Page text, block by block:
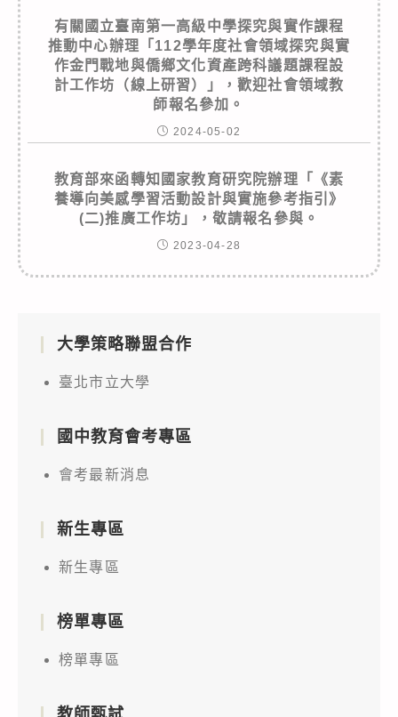
有關國立臺南第一高級中學探究與實作課程
推動中心辦理「112學年度社會領域探究與實
作金門戰地與僑鄉文化資產跨科議題課程設
計工作坊（線上研習）」，歡迎社會領域教
師報名參加。
2024-05-02
教育部來函轉知國家教育研究院辦理「《素
養導向美感學習活動設計與實施參考指引》
(二)推廣工作坊」，敬請報名參與。
2023-04-28
大學策略聯盟合作
臺北市立大學
國中教育會考專區
會考最新消息
新生專區
新生專區
榜單專區
榜單專區